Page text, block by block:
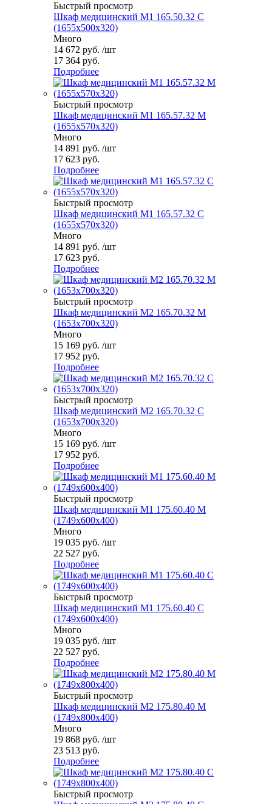
Быстрый просмотр
Шкаф медицинский М1 165.50.32 С
(1655x500x320)
Много
14 672 руб. /шт
17 364 руб.
Подробнее
Быстрый просмотр
Шкаф медицинский М1 165.57.32 М
(1655x570x320)
Много
14 891 руб. /шт
17 623 руб.
Подробнее
Быстрый просмотр
Шкаф медицинский М1 165.57.32 С
(1655x570x320)
Много
14 891 руб. /шт
17 623 руб.
Подробнее
Быстрый просмотр
Шкаф медицинский М2 165.70.32 М
(1653x700x320)
Много
15 169 руб. /шт
17 952 руб.
Подробнее
Быстрый просмотр
Шкаф медицинский М2 165.70.32 С
(1653x700x320)
Много
15 169 руб. /шт
17 952 руб.
Подробнее
Быстрый просмотр
Шкаф медицинский М1 175.60.40 М
(1749x600x400)
Много
19 035 руб. /шт
22 527 руб.
Подробнее
Быстрый просмотр
Шкаф медицинский М1 175.60.40 С
(1749x600x400)
Много
19 035 руб. /шт
22 527 руб.
Подробнее
Быстрый просмотр
Шкаф медицинский М2 175.80.40 М
(1749x800x400)
Много
19 868 руб. /шт
23 513 руб.
Подробнее
Быстрый просмотр